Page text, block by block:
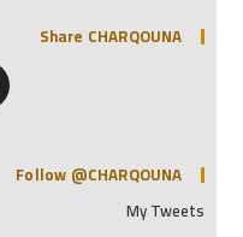
Share CHARQOUNA
Follow @CHARQOUNA
My Tweets